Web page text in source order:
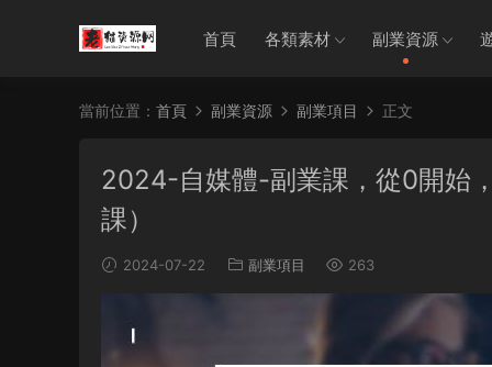
首頁 各類素材 副業資源
當前位置： 首頁 副業資源 副業項目 正文
2024-自媒體-副業課，從0開始
課）
2024-07-22 副業項目 263